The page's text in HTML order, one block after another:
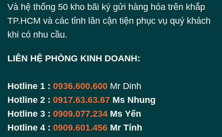
Và hệ thống 50 kho bãi ký gửi hàng hóa trên khắp
TP.HCM và các tỉnh lân cận tiện phục vụ quý khách
khi có nhu cầu.
LIÊN HỆ PHÒNG KINH DOANH:
Hotline 1 : 0936.600.600 Mr Dinh
Hotline 2 : 0917.63.63.67 Ms Nhung
Hotline 3 : 0909.077.234 Ms Yến
Hotline 4 : 0909.601.456 Mr Tính